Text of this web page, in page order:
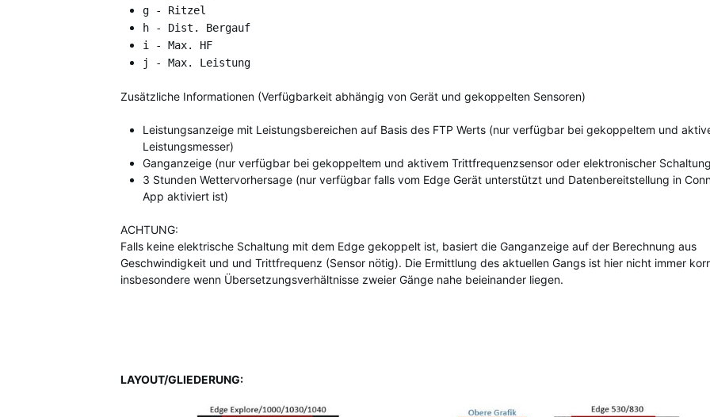
g - Ritzel
h - Dist. Bergauf
i - Max. HF
j - Max. Leistung
Zusätzliche Informationen (Verfügbarkeit abhängig von Gerät und gekoppelten Sensoren)
Leistungsanzeige mit Leistungsbereichen auf Basis des FTP Werts (nur verfügbar bei gekoppeltem und
Leistungsmesser)
Ganganzeige (nur verfügbar bei gekoppeltem und aktivem Trittfrequenzsensor oder elektronischer
3 Stunden Wettervorhersage (nur verfügbar falls vom Edge Gerät unterstützt und Datenbereitstellung in
App aktiviert ist)
ACHTUNG:
Falls keine elektrische Schaltung mit dem Edge gekoppelt ist, basiert die Ganganzeige auf der Berechnung aus
Geschwindigkeit und und Trittfrequenz (Sensor nötig). Die Ermittlung des aktuellen Gangs ist hier nicht immer
insbesondere wenn Übersetzungsverhältnisse zweier Gänge nahe beieinander liegen.
LAYOUT/GLIEDERUNG: